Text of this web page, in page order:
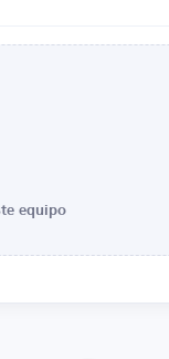
equipo